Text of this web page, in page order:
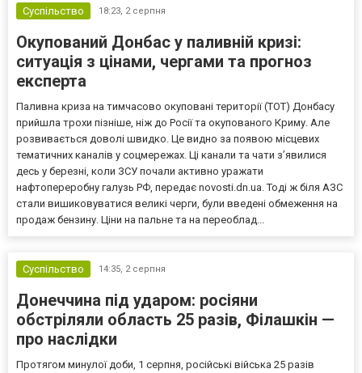
Суспільство 18:23, 2 серпня
Окупований Донбас у паливній кризі:
ситуація з цінами, чергами та прогноз
експерта
Паливна криза на тимчасово окуповані території (ТОТ) Донбасу
прийшла трохи пізніше, ніж до Росії та окупованого Криму. Але
розвивається доволі швидко. Це видно за появою місцевих
тематичних каналів у соцмережах. Ці канали та чати з’явилися
десь у березні, коли ЗСУ почали активно уражати
нафтопереробну галузь РФ, передає novosti.dn.ua. Тоді ж біля АЗС
стали вишиковуватися великі черги, були введені обмеження на
продаж бензину. Ціни на пальне та на переоблад...
Суспільство 14:35, 2 серпня
Донеччина під ударом: росіяни
обстріляли область 25 разів, Філашкін —
про наслідки
Протягом минулої доби, 1 серпня, російські війська 25 разів